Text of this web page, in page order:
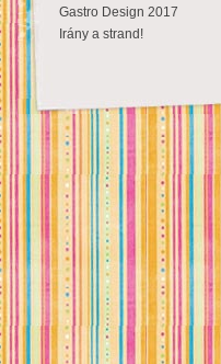
Gastro Design 2017
Irány a strand!